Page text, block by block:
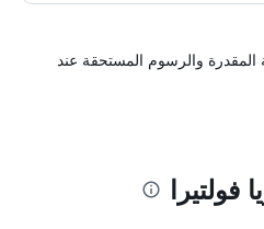
والرسوم المستحقة عند